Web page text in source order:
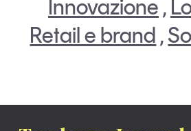
Innovazione ,
Retail e brand ,